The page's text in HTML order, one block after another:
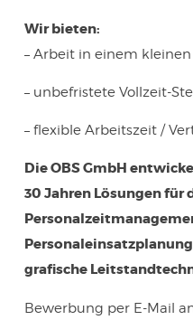
Wir bieten:
– Arbeit in einem kleinen
– unbefristete Vollzeit-
– flexible Arbeitszeit /
Die OBS GmbH
30 Jahren Lösungen für
grafische
Bewerbung per E-Mail